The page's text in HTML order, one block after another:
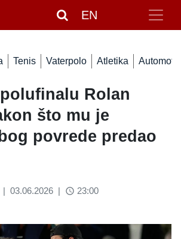
EN
Tenis Vaterpolo Atletika Automoto
Rolan
što mu je
povrede predao
| 03.06.2026 | access_time 23:00